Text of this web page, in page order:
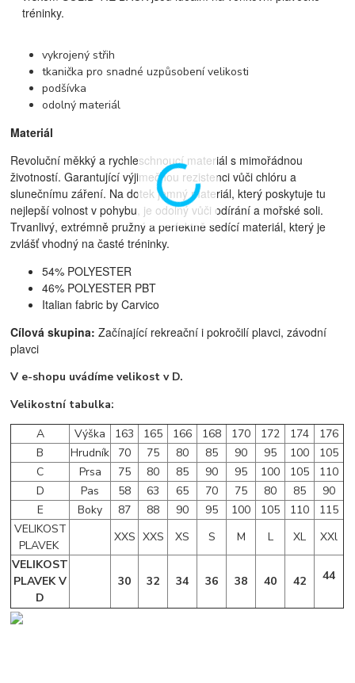
tréninky.
vykrojený střih
tkanička pro snadné uzpůsobení velikosti
podšívka
odolný materiál
Materiál
Revoluční měkký a rychleschnoucí materiál s mimořádnou
životností. Garantující výjimečnou rezistenci vůči chlóru a
slunečnímu záření. Na dotek jemný materiál, který poskytuje tu
nejlepší volnost v pohybu, je odolný vůči odírání a mořské soli.
Trvanlivý, extrémně pružný a perfektně sedící materiál, který je
zvlášť vhodný na časté tréninky.
54% POLYESTER
46% POLYESTER PBT
Italian fabric by Carvico
Cílová skupina:Začínající rekreační i pokročilí plavci, závodní
plavci
V e-shopu uvádíme velikost v D.
Velikostní tabulka:
A
Výška 163 165 166 168 170 172 174
176
B
Hrudník 70 75 80 85 90 95 100
105
C
Prsa 75 80 85 90 95 100 105
110
D
Pas 58 63 65 70 75 80 85
90
E
Boky 87 88 90 95 100 105 110
115
VELIKOST
PLAVEK
XXS XXS XS S M L XL
XXl
VELIKOST
PLAVEK V
D
30 32 34 36 38 40 42 44